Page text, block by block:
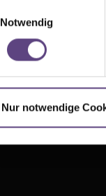
Notwendig
Nur notwendige